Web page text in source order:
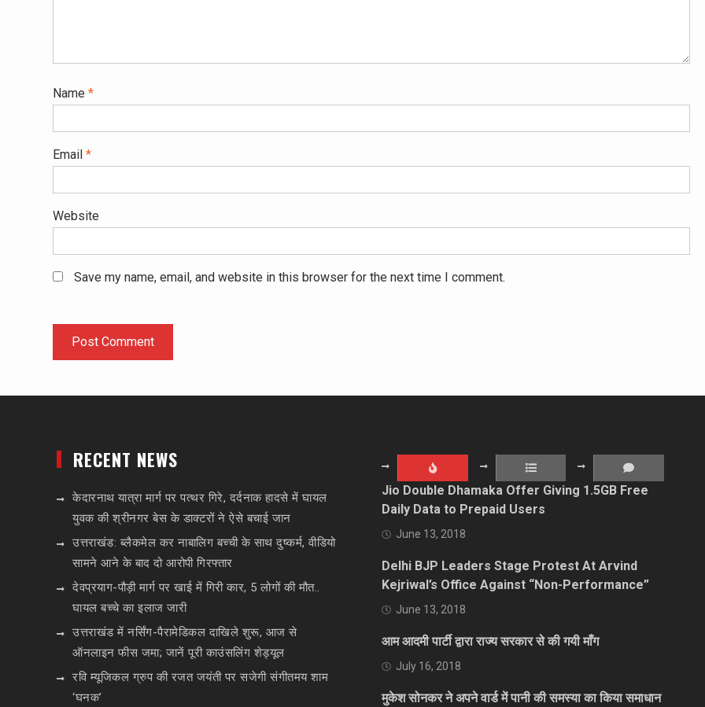
Name *
Email *
Website
Save my name, email, and website in this browser for the next time I comment.
RECENT NEWS
केदारनाथ यात्रा मार्ग पर पत्थर गिरे, दर्दनाक हादसे में घायल
युवक की श्रीनगर बेस के डाक्टरों ने ऐसे बचाई जान
उत्तराखंड: ब्लैकमेल कर नाबालिग बच्ची के साथ दुष्कर्म, वीडियो
सामने आने के बाद दो आरोपी गिरफ्तार
देवप्रयाग-पौड़ी मार्ग पर खाई में गिरी कार, 5 लोगों की मौत..
घायल बच्चे का इलाज जारी
उत्तराखंड में नर्सिंग-पैरामेडिकल दाखिले शुरू, आज से
ऑनलाइन फीस जमा; जानें पूरी काउंसलिंग शेड्यूल
रवि म्यूजिकल ग्रुप की रजत जयंती पर सजेगी संगीतमय शाम
‘घनक’
Jio Double Dhamaka Offer Giving 1.5GB Free
Daily Data to Prepaid Users
June 13, 2018
Delhi BJP Leaders Stage Protest At Arvind
Kejriwal’s Office Against “Non-Performance”
June 13, 2018
आम आदमी पार्टी द्वारा राज्य सरकार से की गयी माँग
July 16, 2018
मुकेश सोनकर ने अपने वार्ड में पानी की समस्या का किया समाधान